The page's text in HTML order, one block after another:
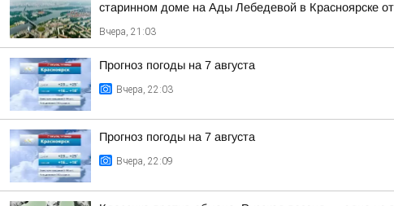
старинном доме на Ады Лебедевой в Красноярске
Вчера, 21:03
Прогноз погоды на 7 августа
Вчера, 22:03
Прогноз погоды на 7 августа
Вчера, 22:09